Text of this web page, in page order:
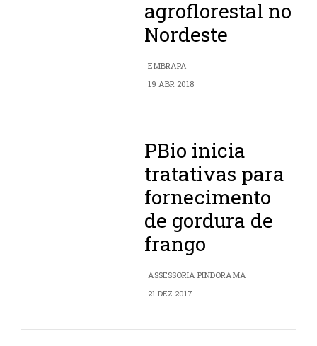
agroflorestal no
Nordeste
EMBRAPA
19 ABR 2018
PBio inicia
tratativas para
fornecimento
de gordura de
frango
ASSESSORIA PINDORAMA
21 DEZ 2017